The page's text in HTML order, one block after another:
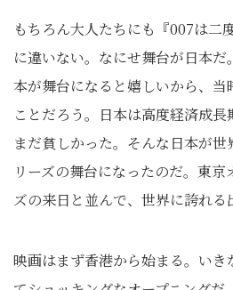
もちろん大人たちにも『007は二
に違いない。なにせ舞台が日本
本が舞台になると嬉しいから、
ことだろう。日本は高度経済成長
まだ貧しかった。そんな日本が
リーズの舞台になったのだ。東
ズの来日と並んで、世界に誇れる
映画はまず香港から始まる。い